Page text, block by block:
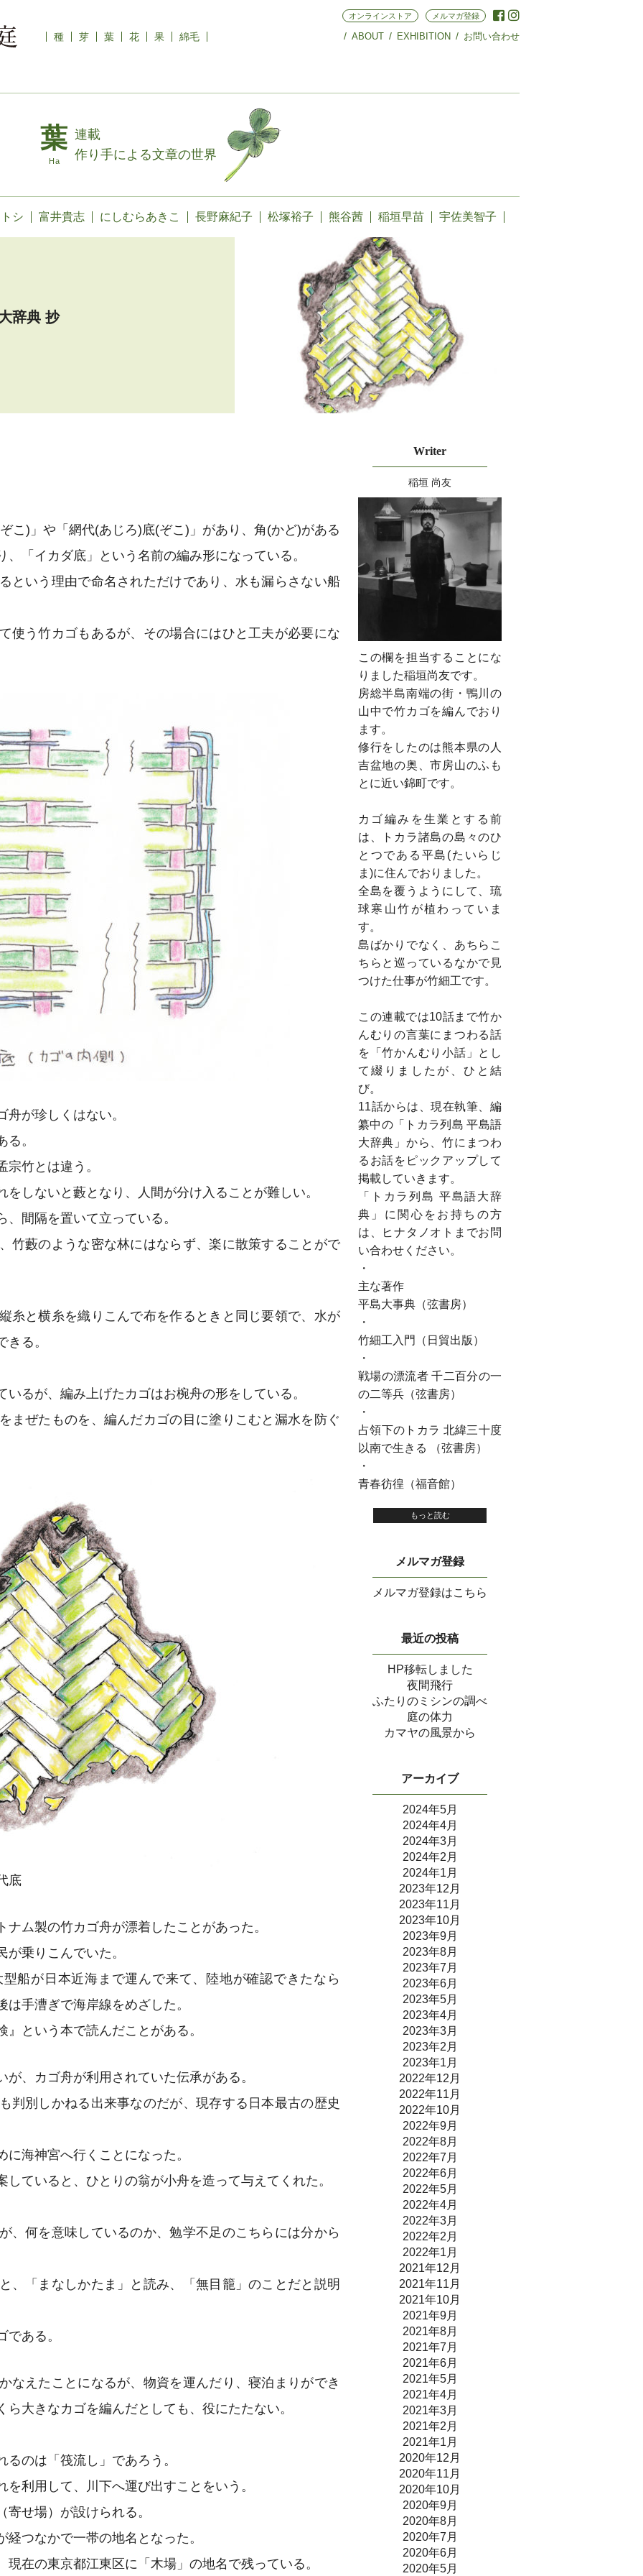
種 芽 葉 花 果 綿毛 ABOUT EXHIBITION お問い合わせ
オンラインストア メルマガ登録
連載
作り手による文章の世界
シ 富井貴志 にしむらあきこ 長野麻紀子 松塚裕子 熊谷茜 稲垣早苗 宇佐美智子
辞典 抄
こ)」や「網代(あじろ)底(ぞこ)」があり、角(かど)がある
「イカダ底」という名前の編み形になっている。
という理由で命名されただけであり、水も漏らさない船
使う竹カゴもあるが、その場合にはひと工夫が必要にな
が珍しくはない。
。
竹とは違う。
しないと藪となり、人間が分け入ることが難しい。
間隔を置いて立っている。
竹藪のような密な林にはならず、楽に散策することがで
糸と横糸を織りこんで布を作るときと同じ要領で、水が
る。
るが、編み上げたカゴはお椀舟の形をしている。
まぜたものを、編んだカゴの目に塗りこむと漏水を防ぐ
底
ム製の竹カゴ舟が漂着したことがあった。
乗りこんでいた。
船が日本近海まで運んで来て、陸地が確認できたなら
手漕ぎで海岸線をめざした。
という本で読んだことがある。
、カゴ舟が利用されていた伝承がある。
判別しかねる出来事なのだが、現存する日本最古の歴史
海神宮へ行くことになった。
ていると、ひとりの翁が小舟を造って与えてくれた。
、何を意味しているのか、勉学不足のこちらには分から
、「まなしかたま」と読み、「無目籠」のことだと説明
ある。
なえたことになるが、物資を運んだり、寝泊まりができ
大きなカゴを編んだとしても、役にたたない。
のは「筏流し」であろう。
利用して、川下へ運び出すことをいう。
せ場）が設けられる。
つなかで一帯の地名となった。
在の東京都江東区に「木場」の地名で残っている。
Writer
稲垣 尚友
この欄を担当することにな
りました稲垣尚友です。
房総半島南端の街・鴨川の
山中で竹カゴを編んでおり
ます。
修行をしたのは熊本県の人
吉盆地の奥、市房山のふも
とに近い錦町です。
カゴ編みを生業とする前
は、トカラ諸島の島々のひ
とつである平島(たいらじ
ま)に住んでおりました。
全島を覆うようにして、琉
球寒山竹が植わっていま
す。
島ばかりでなく、あちらこ
ちらと巡っているなかで見
つけた仕事が竹細工です。
この連載では10話まで竹か
んむりの言葉にまつわる話
を「竹かんむり小話」とし
て綴りましたが、ひと結
び。
11話からは、現在執筆、編
纂中の「トカラ列島 平島語
大辞典」から、竹にまつわ
るお話をピックアップして
掲載していきます。
「トカラ列島 平島語大辞
典」に関心をお持ちの方
は、ヒナタノオトまでお問
い合わせください。
・
主な著作
平島大事典（弦書房）
・
竹細工入門（日貿出版）
・
戦場の漂流者 千二百分の一
の二等兵（弦書房）
・
占領下のトカラ 北緯三十度
以南で生きる （弦書房）
・
青春彷徨（福音館）
もっと読む
メルマガ登録
メルマガ登録はこちら
最近の投稿
HP移転しました
夜間飛行
ふたりのミシンの調べ
庭の体力
カマヤの風景から
アーカイブ
2024年5月
2024年4月
2024年3月
2024年2月
2024年1月
2023年12月
2023年11月
2023年10月
2023年9月
2023年8月
2023年7月
2023年6月
2023年5月
2023年4月
2023年3月
2023年2月
2023年1月
2022年12月
2022年11月
2022年10月
2022年9月
2022年8月
2022年7月
2022年6月
2022年5月
2022年4月
2022年3月
2022年2月
2022年1月
2021年12月
2021年11月
2021年10月
2021年9月
2021年8月
2021年7月
2021年6月
2021年5月
2021年4月
2021年3月
2021年2月
2021年1月
2020年12月
2020年11月
2020年10月
2020年9月
2020年8月
2020年7月
2020年6月
2020年5月